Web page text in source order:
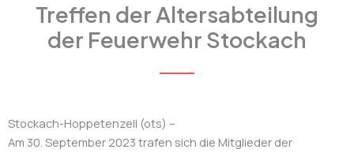
Treffen der Altersabteilung
der Feuerwehr Stockach
Stockach-Hoppetenzell (ots) –
Am 30. September 2023 trafen sich die Mitglieder der